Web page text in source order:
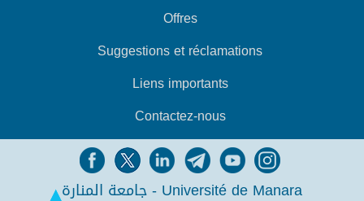
Offres
Suggestions et réclamations
Liens importants
Contactez-nous
جامعة المنارة - Université de Manara